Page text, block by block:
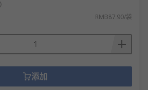
性好，常用于电子设备防止短
优异，兼具减震和密封功能。
法兰螺母配套使用，进一步增
：多层结构，同时具备多种功
RMB87.90/袋
添加